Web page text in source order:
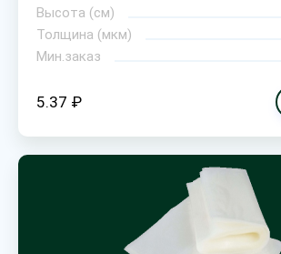
Высота (см)
Толщина (мкм)
Мин.заказ
5.37 ₽